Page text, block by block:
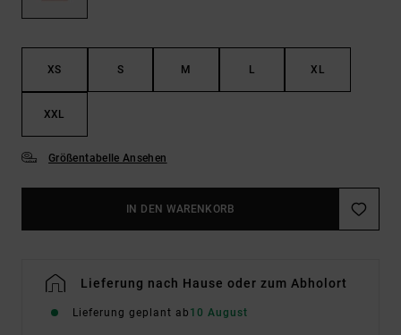
XS S M L XL
XXL
Größentabelle Ansehen
IN DEN WARENKORB
Lieferung nach Hause oder zum Abholort
Lieferung geplant ab 10 August